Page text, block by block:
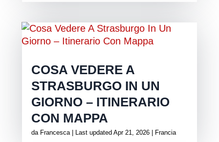
COSA VEDERE A
STRASBURGO IN UN
GIORNO – ITINERARIO
CON MAPPA
da Francesca| Last updated Apr 21, 2026| Francia